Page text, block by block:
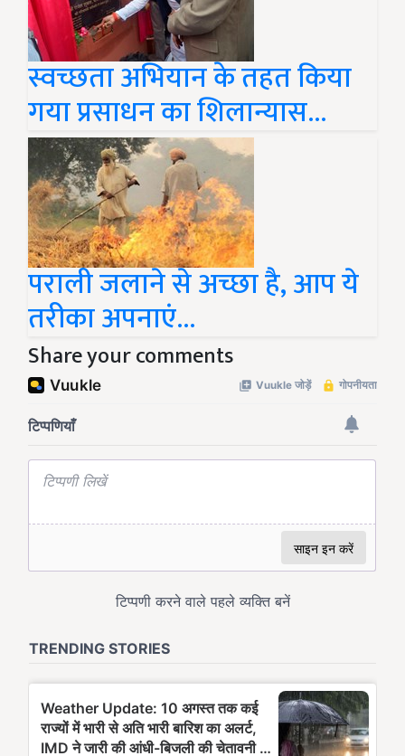
स्वच्छता अभियान के तहत किया
गया प्रसाधन का शिलान्यास...
पराली जलाने से अच्छा है, आप ये
तरीका अपनाएं...
Share your comments